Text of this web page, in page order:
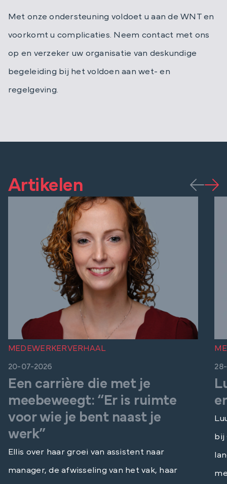
Audit & Assurance
Artikelen
Contact
Met onze ondersteuning voldoet u aan de WNT en
voorkomt u complicaties. Neem contact met ons
op en verzeker uw organisatie van deskundige
begeleiding bij het voldoen aan wet- en
regelgeving.
Artikelen
MEDEWERKERVERHAAL
20-07-2026
Een carrière die met je
meebeweegt: “Er is ruimte
voor wie je bent naast je
werk”
Ellis over haar groei van assistent naar
manager, de afwisseling van het vak, haar
bij